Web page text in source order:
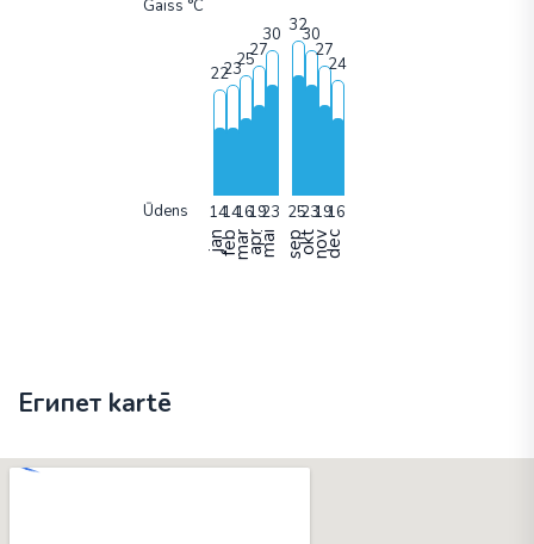
Gaiss °C
Ūdens
jan
febmaraprmai sep
oktnovdec
Египет kartē